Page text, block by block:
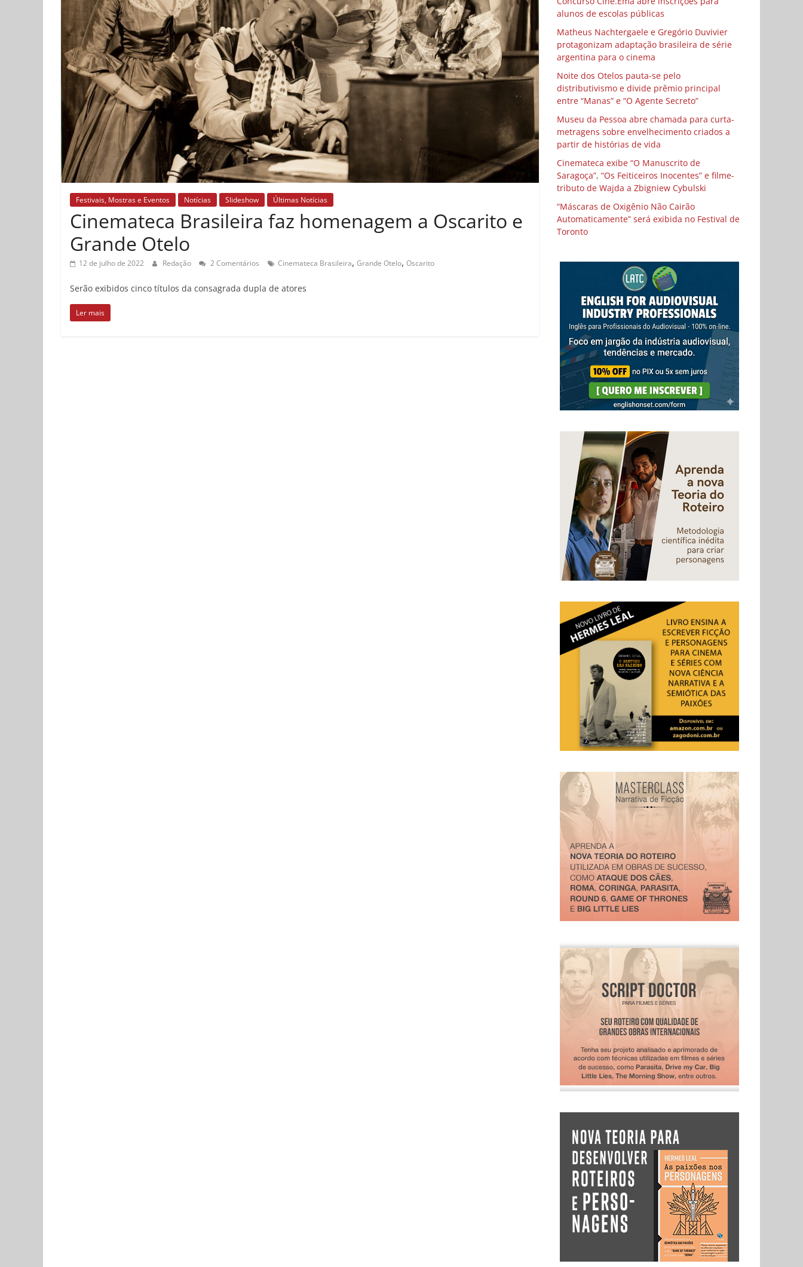
Festivais, Mostras e Eventos Notícias Slideshow Últimas Notícias
Cinemateca Brasileira faz homenagem a Oscarito e
Grande Otelo
12 de julho de 2022 Redação 2 Comentários Cinemateca Brasileira, Grande Otelo, Oscarito
Serão exibidos cinco títulos da consagrada dupla de atores
Ler mais
alunos de escolas públicas
Matheus Nachtergaele e Gregório Duvivier
protagonizam adaptação brasileira de série
argentina para o cinema
Noite dos Otelos pauta-se pelo
distributivismo e divide prêmio principal
entre “Manas” e “O Agente Secreto”
Museu da Pessoa abre chamada para curta-
metragens sobre envelhecimento criados a
partir de histórias de vida
Cinemateca exibe “O Manuscrito de
Saragoça”, “Os Feiticeiros Inocentes” e filme-
tributo de Wajda a Zbigniew Cybulski
“Máscaras de Oxigênio Não Cairão
Automaticamente” será exibida no Festival de
Toronto